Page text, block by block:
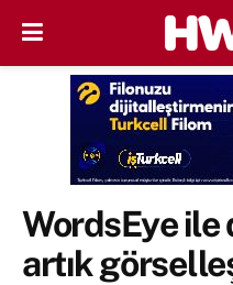
WordsEye
artık